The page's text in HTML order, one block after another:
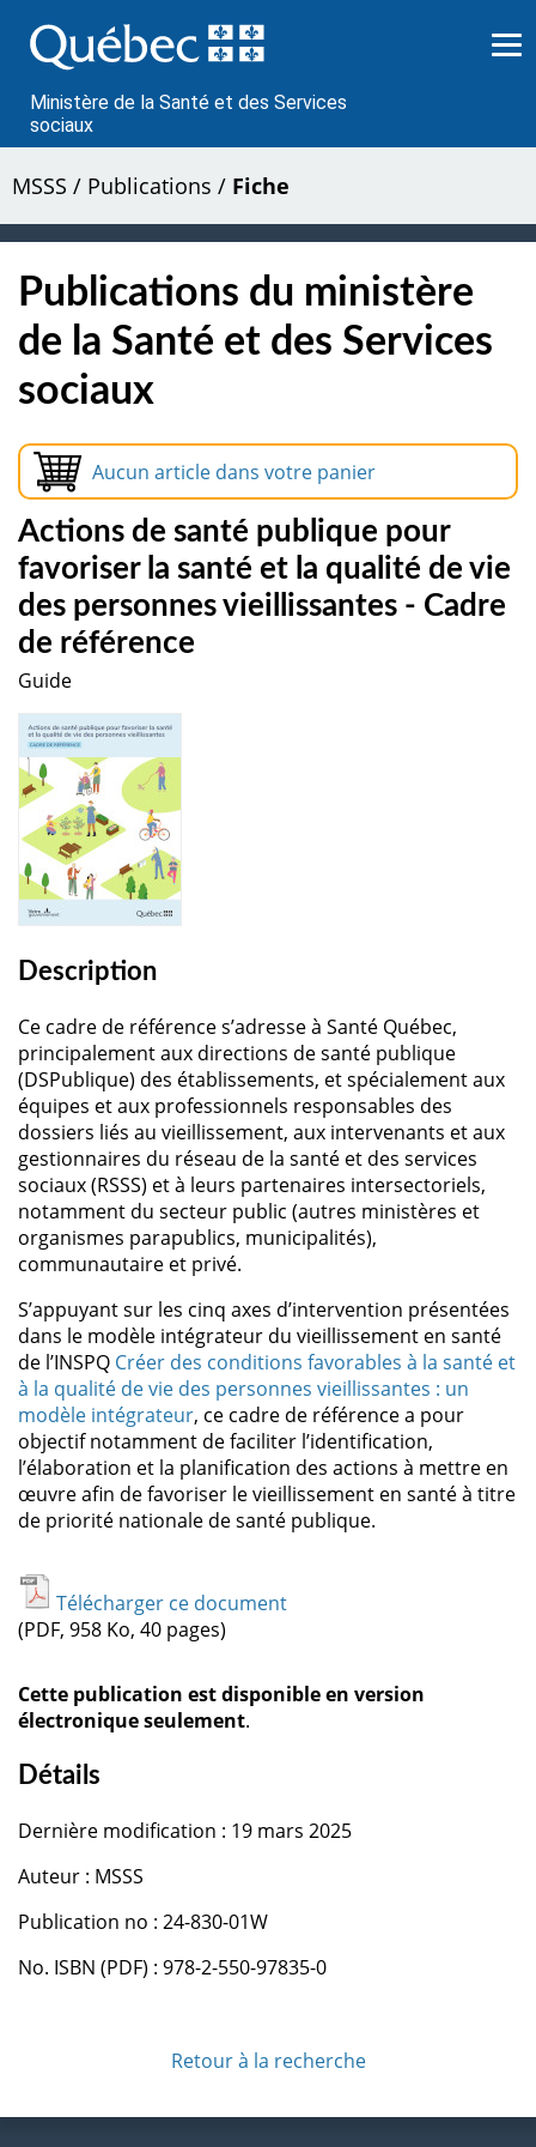
au
contenu
Ministère de la Santé et des Services
sociaux
MSSS / Publications / Fiche
Publications du ministère
de la Santé et des Services
sociaux
Aucun article dans votre panier
Actions de santé publique pour
favoriser la santé et la qualité de vie
des personnes vieillissantes - Cadre
de référence
Guide
Description
Ce cadre de référence s’adresse à Santé Québec,
principalement aux directions de santé publique
(DSPublique) des établissements, et spécialement aux
équipes et aux professionnels responsables des
dossiers liés au vieillissement, aux intervenants et aux
gestionnaires du réseau de la santé et des services
sociaux (RSSS) et à leurs partenaires intersectoriels,
notamment du secteur public (autres ministères et
organismes parapublics, municipalités),
communautaire et privé.
S’appuyant sur les cinq axes d’intervention présentées
dans le modèle intégrateur du vieillissement en santé
de l’INSPQ Créer des conditions favorables à la santé et
à la qualité de vie des personnes vieillissantes : un
modèle intégrateur, ce cadre de référence a pour
objectif notamment de faciliter l’identification,
l’élaboration et la planification des actions à mettre en
œuvre afin de favoriser le vieillissement en santé à titre
de priorité nationale de santé publique.
Télécharger ce document
(PDF, 958 Ko, 40 pages)
Cette publication est disponible en version
électronique seulement.
Détails
Dernière modification : 19 mars 2025
Auteur : MSSS
Publication no : 24-830-01W
No. ISBN (PDF) : 978-2-550-97835-0
Retour à la recherche